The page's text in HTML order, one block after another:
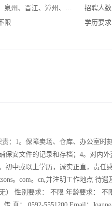
州、晋江、漳州、南平、龙岩
限
招聘人数
学历要求
：1。保障卖场、仓库、办公室时
保安文件的记录和存档；4。对内
初中或以上学历，诚实正直，责任
。com。cn,并注明工作地点 待
） 性别要求： 不限 年龄要求：